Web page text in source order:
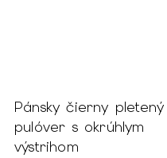
Pánsky čierny pletený
pulóver s okrúhlym
výstrihom